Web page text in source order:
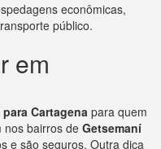
econômicas,
público.
em
Cartagena para quem
nos bairros de Getsemaní
e são seguros. Outra dica